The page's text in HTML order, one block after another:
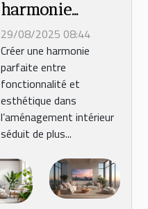
harmonie
parfaite :
astuces pour
allier
fonctionnalité et
esthétique dans
l'aménagement
29/08/2025 08:44
Créer une harmonie
parfaite entre
fonctionnalité et
esthétique dans
l’aménagement intérieur
séduit de plus...